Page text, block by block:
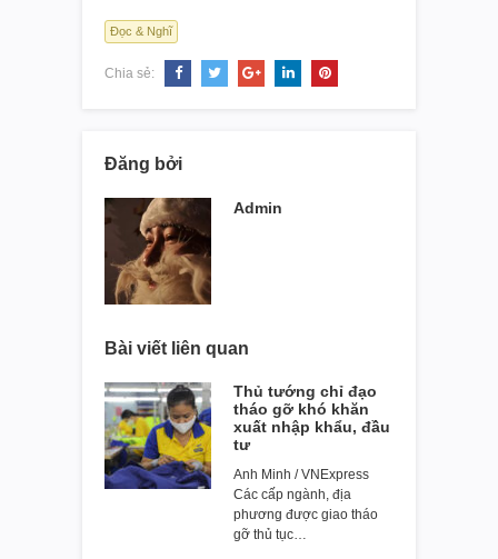
Đọc & Nghĩ
Chia sẻ:
Đăng bởi
Admin
Bài viết liên quan
Thủ tướng chỉ đạo
tháo gỡ khó khăn
xuất nhập khẩu, đầu
tư
Anh Minh / VNExpress
Các cấp ngành, địa
phương được giao tháo
gỡ thủ tục…